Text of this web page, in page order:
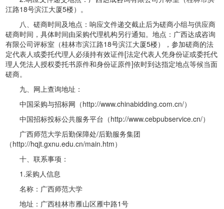
江路18号滨江大厦5楼）。
八、磋商时间及地点：响应文件递交截止后为磋商小组与供应商
磋商时间，具体时间由采购代理机构另行通知。地点：广西达成咨询
有限公司评标室（桂林市滨江路18号滨江大厦5楼），参加磋商的法
定代表人或委托代理人必须持有效证件[法定代表人凭身份证或委托代
理人凭法人授权委托书原件和身份证原件]依时到达指定地点等候当面
磋商。
九、网上查询地址：
中国采购与招标网（http://www.chinabidding.com.cn/）
中国招标投标公共服务平台（http://www.cebpubservice.cn/）
广西师范大学后勤保障处/后勤服务集团
（http://hqjt.gxnu.edu.cn/main.htm）
十、联系事项：
1.采购人信息
名称：广西师范大学
地址：广西桂林市雁山区雁中路1号